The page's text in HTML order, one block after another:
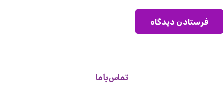
فرستادن دیدگاه
تماس با ما